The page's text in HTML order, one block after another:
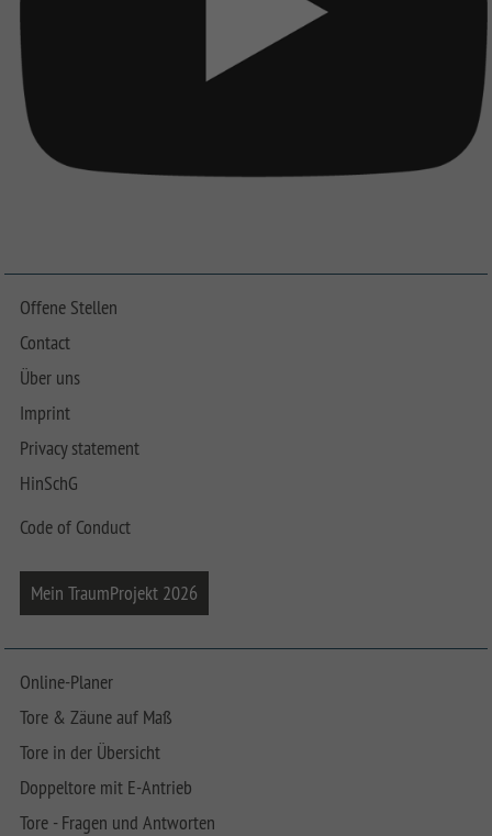
Offene Stellen
Contact
Über uns
Imprint
Privacy statement
HinSchG
Code of Conduct
Mein TraumProjekt 2026
Online-Planer
Tore & Zäune auf Maß
Tore in der Übersicht
Doppeltore mit E-Antrieb
Tore - Fragen und Antworten